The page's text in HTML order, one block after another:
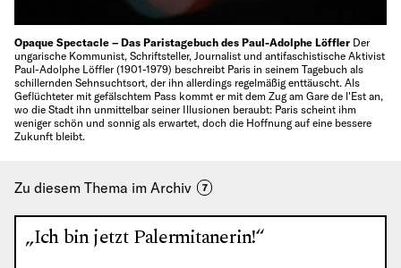
Opaque Spectacle – Das Paristagebuch des Paul-Adolphe Löffler Der
ungarische Kommunist, Schriftsteller, Journalist und antifaschistische Aktivist
Paul-Adolphe Löffler (1901-1979) beschreibt Paris in seinem Tagebuch als
schillernden Sehnsuchtsort, der ihn allerdings regelmäßig enttäuscht. Als
Geflüchteter mit gefälschtem Pass kommt er mit dem Zug am Gare de l'Est an,
wo die Stadt ihn unmittelbar seiner Illusionen beraubt: Paris scheint ihm
weniger schön und sonnig als erwartet, doch die Hoffnung auf eine bessere
Zukunft bleibt.
Zu diesem Thema im Archiv 7
„Ich bin jetzt Palermitanerin!“